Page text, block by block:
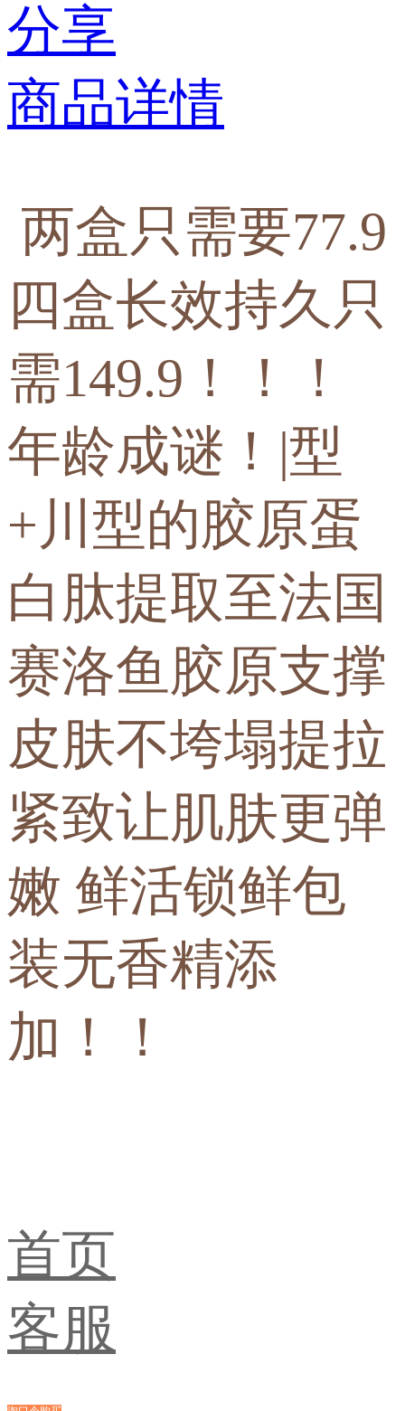
分享
商品详情
两盒只需要77.9
四盒长效持久只
需149.9！！！
年龄成谜！|型
+川型的胶原蛋
白肽提取至法国
赛洛鱼胶原支撑
皮肤不垮塌提拉
紧致让肌肤更弹
嫩 鲜活锁鲜包
装无香精添
加！！
首页
客服